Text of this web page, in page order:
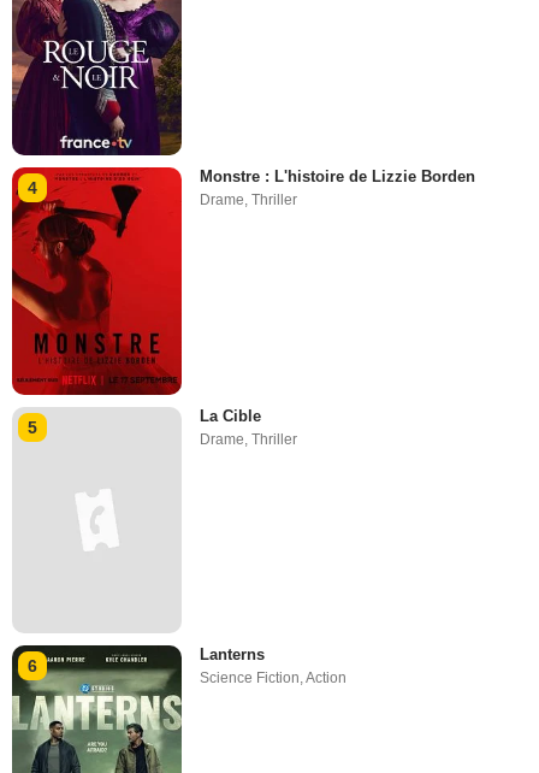
4
Monstre : L'histoire de Lizzie Borden
Drame,Thriller
5
La Cible
Drame ,Thriller
6
Lanterns
Science Fiction,Action